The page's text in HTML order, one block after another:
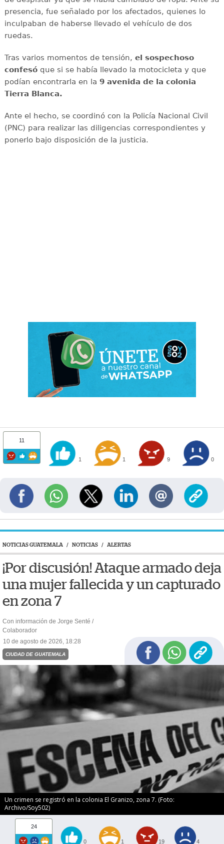
presencia, fue señalado por los afectados, quienes lo
inculpaban de haberse llevado el vehículo de dos
ruedas.
Tras varios momentos de tensión, el sospechoso
confesóque si se había llevado la motocicleta y que
podían encontrarla en la 9 avenida de la colonia
Tierra Blanca.
Ante el hecho, se coordinó con la Policía Nacional Civil
(PNC) para realizar las diligencias correspondientes y
ponerlo bajo disposición de la justicia.
11
1 1 9 0
NOTICIAS GUATEMALA / NOTICIAS / ALERTAS
¡Por discusión! Ataque armado deja
una mujer fallecida y un capturado
en zona 7
Con información de Jorge Senté /
Colaborador
10 de agosto de 2026, 18:28
CIUDAD DE GUATEMALA
Un crimen se registró en la colonia El Granizo, zona 7. (Foto:
Archivo/Soy502)
24
0 1 19 4